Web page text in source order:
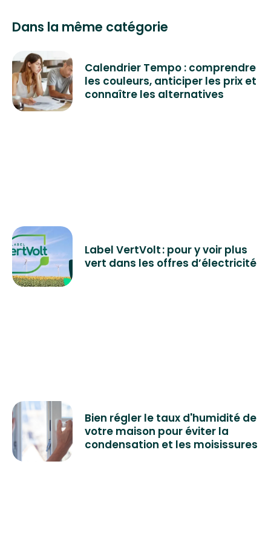
Dans la même catégorie
Calendrier Tempo : comprendre
les couleurs, anticiper les prix et
connaître les alternatives
Label VertVolt : pour y voir plus
vert dans les offres d’électricité
Bien régler le taux d'humidité de
votre maison pour éviter la
condensation et les moisissures